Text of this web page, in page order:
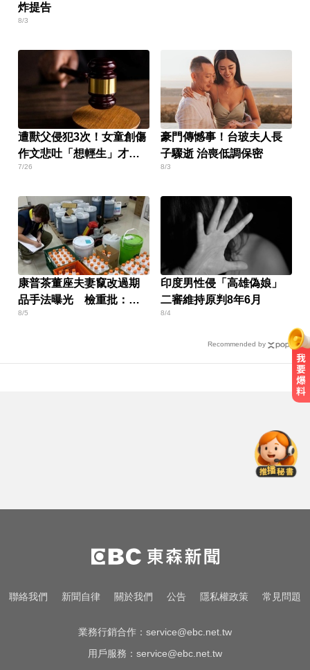
炸提告
8/3
遭獸父侵犯3次！女童創傷
作文悲吐「想輕生」才揭
穿
7/26
豪門傳憾事！台玻夫人長
子驟逝 治喪低調保密
8/3
康普茶董座夫妻竄改過期
品手法曝光 檢重批：食
裡的良沒了
8/5
印度男性侵「高雄偽娘」
二審維持原判8年6月
8/4
Recommended by
脊椎沈默骨折正在發生中
愛玩車／這Defender OCTA不僅猛
還很黑
Google人工智慧部門高層人事大地
聯絡我們 新聞自律 關於我們 公告 隱私權政策 常見問題
業務行銷合作： service@ebc.net.tw
用戶服務： service@ebc.net.tw